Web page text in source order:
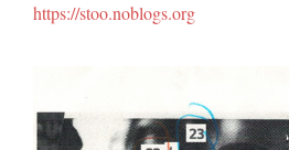
https://stoo.noblogs.org